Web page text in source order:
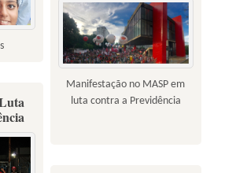
Manifestação no MASP em
luta contra a Previdência